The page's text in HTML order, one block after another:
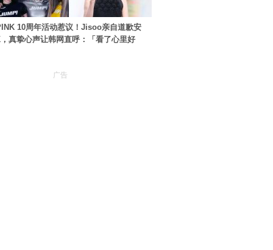
10周年活动惹议！Jisoo亲自道歉安
真挚心声让韩网直呼：「看了心里好
广告